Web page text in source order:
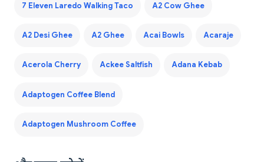
7 Eleven Laredo Walking Taco A2 Cow Ghee
A2 Desi Ghee A2 Ghee Acai Bowls Acaraje
Acerola Cherry Ackee Saltfish Adana Kebab
Adaptogen Coffee Blend
Adaptogen Mushroom Coffee